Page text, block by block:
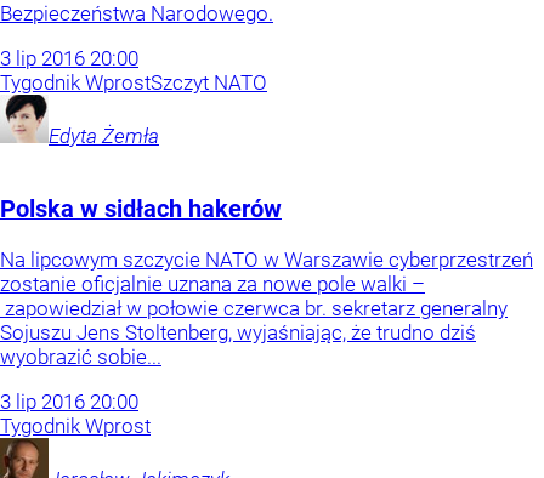
Bezpieczeństwa Narodowego.
3 lip 2016 20:00
Tygodnik WprostSzczyt NATO
Edyta Żemła
Polska w sidłach hakerów
Na lipcowym szczycie NATO w Warszawie cyberprzestrzeń
zostanie oficjalnie uznana za nowe pole walki –
zapowiedział w połowie czerwca br. sekretarz generalny
Sojuszu Jens Stoltenberg, wyjaśniając, że trudno dziś
wyobrazić sobie...
3 lip 2016 20:00
Tygodnik Wprost